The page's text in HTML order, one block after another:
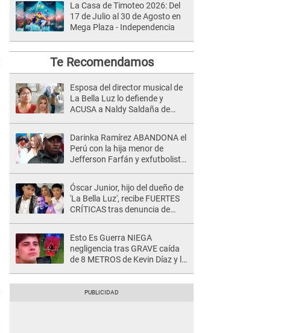
La Casa de Timoteo 2026: Del
17 de Julio al 30 de Agosto en
Mega Plaza - Independencia
Te Recomendamos
Esposa del director musical de
La Bella Luz lo defiende y
ACUSA a Naldy Saldaña de
Darinka Ramírez ABANDONA el
Perú con la hija menor de
Jefferson Farfán y exfutbolista
Óscar Junior, hijo del dueño de
'La Bella Luz', recibe FUERTES
CRÍTICAS tras denuncia de
Esto Es Guerra NIEGA
negligencia tras GRAVE caída
de 8 METROS de Kevin Díaz y lo